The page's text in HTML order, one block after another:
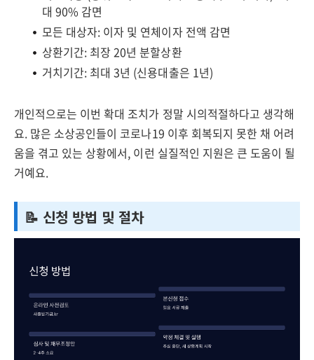
대 90% 감면
모든 대상자: 이자 및 연체이자 전액 감면
상환기간: 최장 20년 분할상환
거치기간: 최대 3년 (신용대출은 1년)
개인적으로는 이번 확대 조치가 정말 시의적절하다고 생각해
요. 많은 소상공인들이 코로나19 이후 회복되지 못한 채 어려
움을 겪고 있는 상황에서, 이런 실질적인 지원은 큰 도움이 될
거예요.
📝 신청 방법 및 절차